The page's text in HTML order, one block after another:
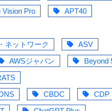
Vision Pro
APT40
ネットワーク
ASV
AWSジャパン
Beyond
CBDC
CDP